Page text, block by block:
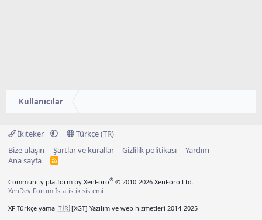
Kullanıcılar
İkiteker
Türkçe (TR)
Bize ulaşın
Şartlar ve kurallar Gizlilik politikası
Yardım
Ana sayfa
R
Community platform by XenForo® © 2010-2026 XenForo Ltd.
XenDev Forum İstatistik sistemi
XF Türkçe yama 🇹🇷 [XGT] Yazılım ve web hizmetleri 2014-2025